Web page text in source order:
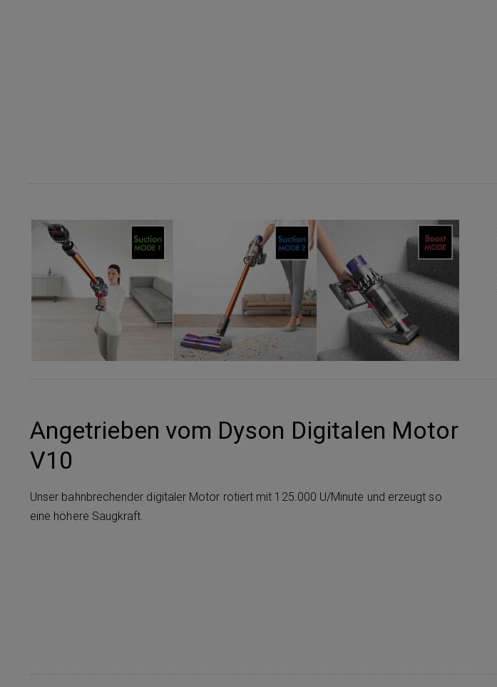
Angetrieben vom Dyson Digitalen Motor
V10
Unser bahnbrechender digitaler Motor rotiert mit 125.000 U/Minute und erzeugt so
eine höhere Saugkraft.